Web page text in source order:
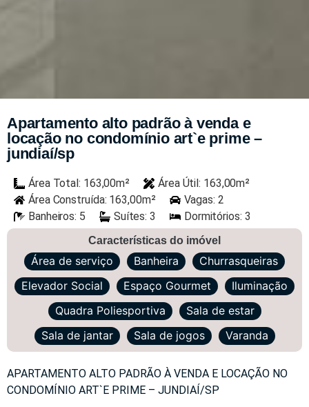
Apartamento alto padrão à venda e
locação no condomínio art`e prime –
jundiaí/sp
Área Total: 163,00m²
Área Útil: 163,00m²
Área Construída: 163,00m²
Vagas: 2
Banheiros: 5
Suítes: 3 Dormitórios: 3
Características do imóvel
Área de serviço Banheira
Churrasqueiras
Elevador Social
Espaço Gourmet
Iluminação
Quadra Poliesportiva
Sala de estar
Sala de jantar
Sala de jogos Varanda
APARTAMENTO ALTO PADRÃO À VENDA E LOCAÇÃO NO
CONDOMÍNIO ART`E PRIME – JUNDIAÍ/SP